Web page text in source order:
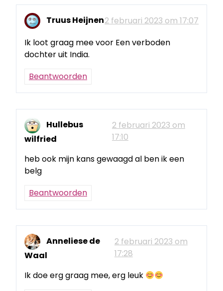
Truus Heijnen2 februari 2023 om 17:07
Ik loot graag mee voor Een verboden
dochter uit India.
Beantwoorden
Hullebus
wilfried
2 februari 2023 om
17:10
heb ook mijn kans gewaagd al ben ik een
belg
Beantwoorden
Anneliese de
Waal
2 februari 2023 om
17:28
Ik doe erg graag mee, erg leuk